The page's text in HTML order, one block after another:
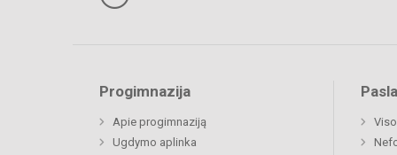
Progimnazija
Apie progimnaziją
Ugdymo aplinka